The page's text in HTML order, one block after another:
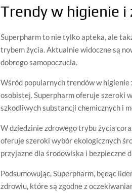
Trendy w higienie
Superpharm to nie tylko apteka, ale
trybem życia. Aktualnie widoczne są
dobrego samopoczucia.
Wśród popularnych trendów w
osobistej. Superpharm oferuje szeroki
szkodliwych substancji chemicznych i
W dziedzinie zdrowego trybu życia
oferuje szeroki wybór ekologicznych
przyjazne dla środowiska i bezpieczne
Podsumowując, Superpharm, będąc
zdrowiu, które są zgodne z